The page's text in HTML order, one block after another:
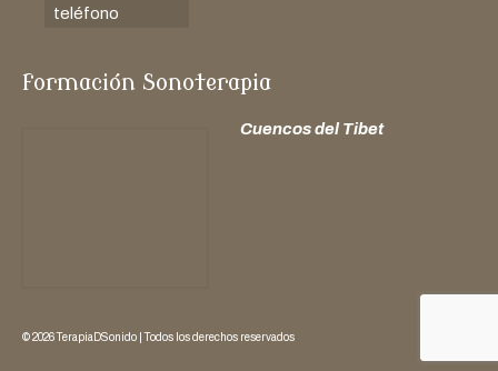
teléfono
formación Sonoterapia
Cuencos del Tibet
© 2026 TerapiaDSonido | Todos los derechos reservados